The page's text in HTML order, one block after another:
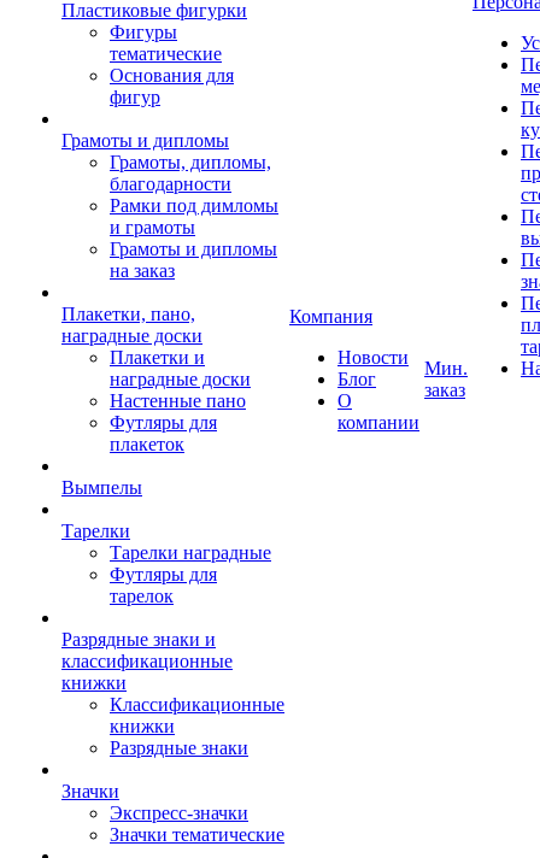
Пластиковые фигурки
Фигуры
тематические
Основания для
фигур
Грамоты и дипломы
Грамоты, дипломы,
благодарности
Рамки под димломы
и грамоты
Грамоты и дипломы
на заказ
Плакетки, пано,
наградные доски
Плакетки и
наградные доски
Настенные пано
Футляры для
плакеток
Вымпелы
Тарелки
Тарелки наградные
Футляры для
тарелок
Разрядные знаки и
классификационные
книжки
Классификационные
книжки
Разрядные знаки
Значки
Экспресс-значки
Значки тематические
Компания
Новости
Блог
О
компании
Мин.
заказ